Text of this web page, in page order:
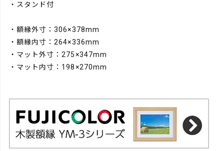
・スタンド付
・額縁外寸：306×378mm
・額縁内寸：264×336mm
・マット外寸：275×347mm
・マット内寸：198×270mm